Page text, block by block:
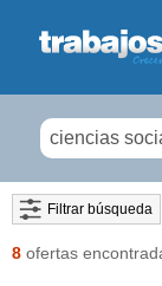
Filtrar búsqueda
8 ofertas